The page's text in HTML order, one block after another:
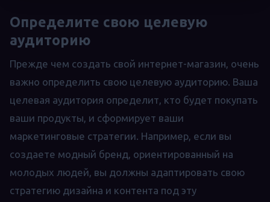
Определите свою целевую
аудиторию
Прежде чем создать свой интернет-магазин, очень
важно определить свою целевую аудиторию. Ваша
целевая аудитория определит, кто будет покупать
ваши продукты, и сформирует ваши
маркетинговые стратегии. Например, если вы
создаете модный бренд, ориентированный на
молодых людей, вы должны адаптировать свою
стратегию дизайна и контента под эту